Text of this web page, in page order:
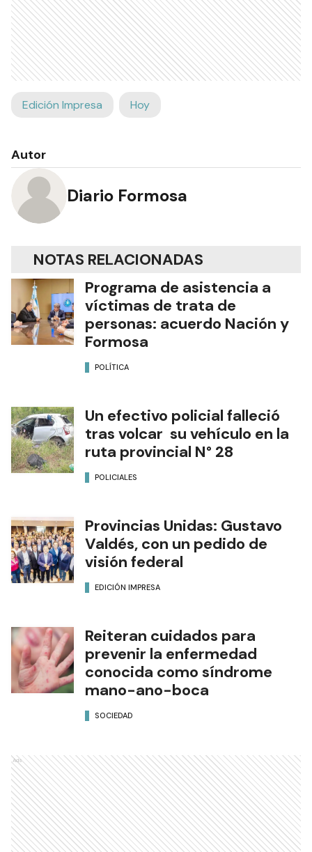
Edición Impresa Hoy
Autor
Diario Formosa
NOTAS RELACIONADAS
Programa de asistencia a
víctimas de trata de
personas: acuerdo Nación y
Formosa
POLÍTICA
Un efectivo policial falleció
tras volcar su vehículo en la
ruta provincial N° 28
POLICIALES
Provincias Unidas: Gustavo
Valdés, con un pedido de
visión federal
EDICIÓN IMPRESA
Reiteran cuidados para
prevenir la enfermedad
conocida como síndrome
mano-ano-boca
SOCIEDAD
Ads